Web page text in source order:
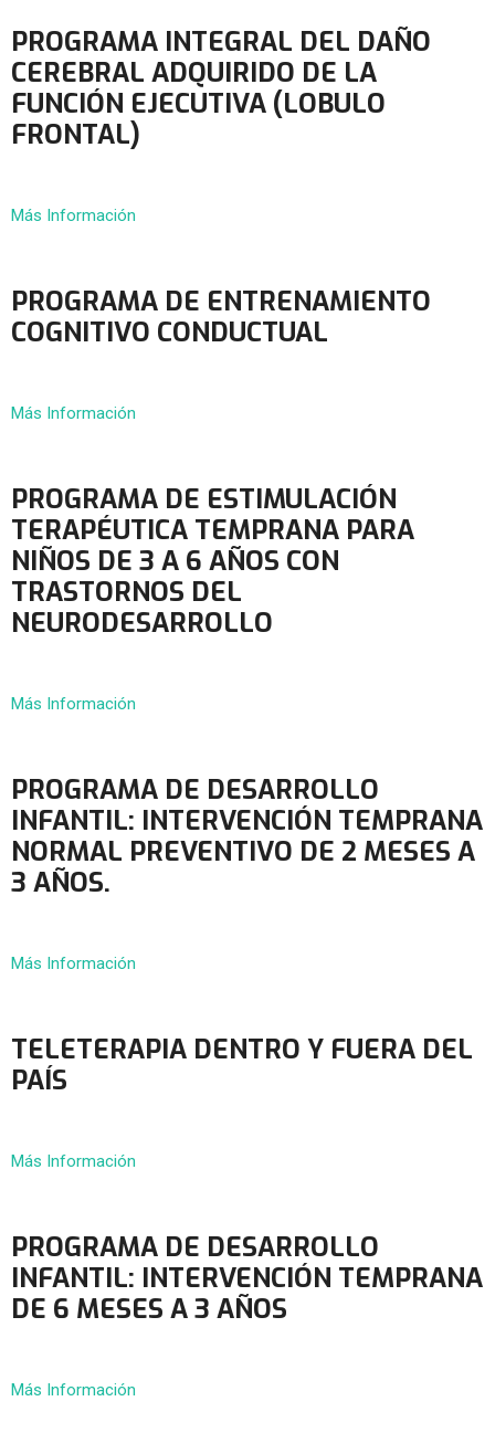
PROGRAMA INTEGRAL DEL DAÑO
CEREBRAL ADQUIRIDO DE LA
FUNCIÓN EJECUTIVA (LOBULO
FRONTAL)
Más Información
PROGRAMA DE ENTRENAMIENTO
COGNITIVO CONDUCTUAL
Más Información
PROGRAMA DE ESTIMULACIÓN
TERAPÉUTICA TEMPRANA PARA
NIÑOS DE 3 A 6 AÑOS CON
TRASTORNOS DEL
NEURODESARROLLO
Más Información
PROGRAMA DE DESARROLLO
INFANTIL: INTERVENCIÓN TEMPRANA
NORMAL PREVENTIVO DE 2 MESES A
3 AÑOS.
Más Información
TELETERAPIA DENTRO Y FUERA DEL
PAÍS
Más Información
PROGRAMA DE DESARROLLO
INFANTIL: INTERVENCIÓN TEMPRANA
DE 6 MESES A 3 AÑOS
Más Información